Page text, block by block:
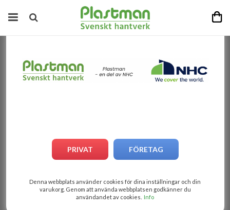
PRIVAT FÖRETAG
Denna webbplats använder cookies för dina inställningar och din
varukorg. Genom att använda webbplatsen godkänner du
användandet av cookies. Info
4